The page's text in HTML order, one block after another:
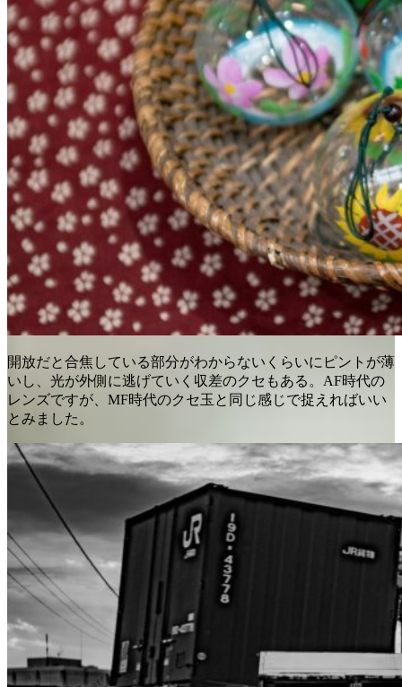
開放だと合焦している部分がわからないくらいにピントが薄
いし、光が外側に逃げていく収差のクセもある。AF時代の
レンズですが、MF時代のクセ玉と同じ感じで捉えればいい
とみました。